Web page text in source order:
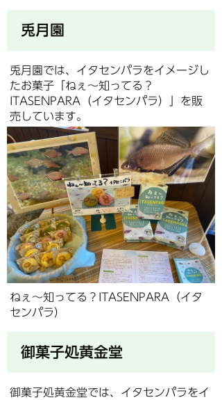
兎月園
兎月園では、イタセンパラをイメージし
たお菓子「ねぇ～知ってる？
ITASENPARA（イタセンパラ）」を販
売しています。
ねぇ～知ってる？ITASENPARA（イタ
センパラ）
御菓子処黄金堂
御菓子処黄金堂では、イタセンパラをイ